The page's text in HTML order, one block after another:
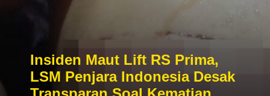
Insiden Maut Lift RS Prima,
LSM Penjara Indonesia Desak